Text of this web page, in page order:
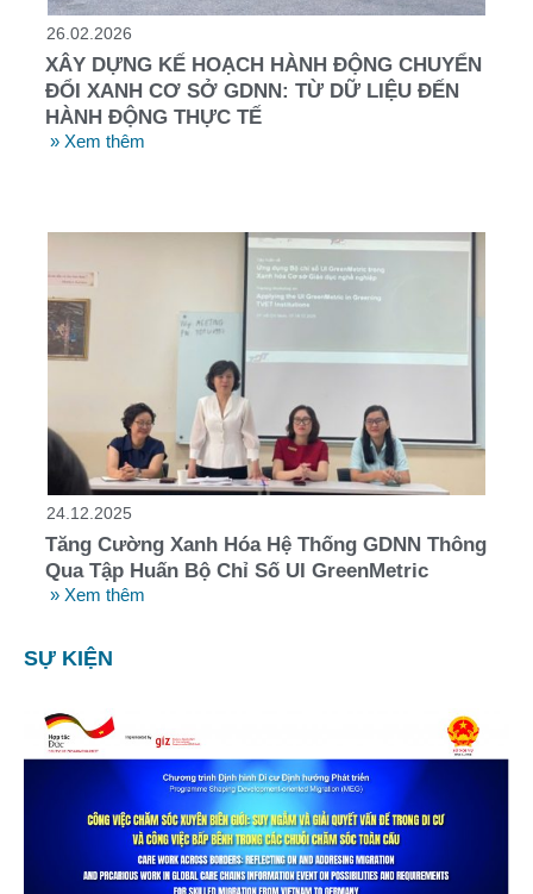
26.02.2026
XÂY DỰNG KẾ HOẠCH HÀNH ĐỘNG CHUYỂN
ĐỔI XANH CƠ SỞ GDNN: TỪ DỮ LIỆU ĐẾN
HÀNH ĐỘNG THỰC TẾ
» Xem thêm
24.12.2025
Tăng Cường Xanh Hóa Hệ Thống GDNN Thông
Qua Tập Huấn Bộ Chỉ Số UI GreenMetric
» Xem thêm
SỰ KIỆN